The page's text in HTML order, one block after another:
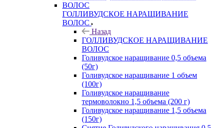
ГОЛЛИВУДСКОЕ НАРАЩИВАНИЕ
ВОЛОС
Назад
ГОЛЛИВУДСКОЕ НАРАЩИВАНИЕ
ВОЛОС
Голивудское наращивание 0,5 объема
(50г)
Голивудское наращивание 1 объем
(100г)
Голивудское наращивание
термоволокно 1,5 объема (200 г)
Голивудское наращивание 1,5 объема
(150г)